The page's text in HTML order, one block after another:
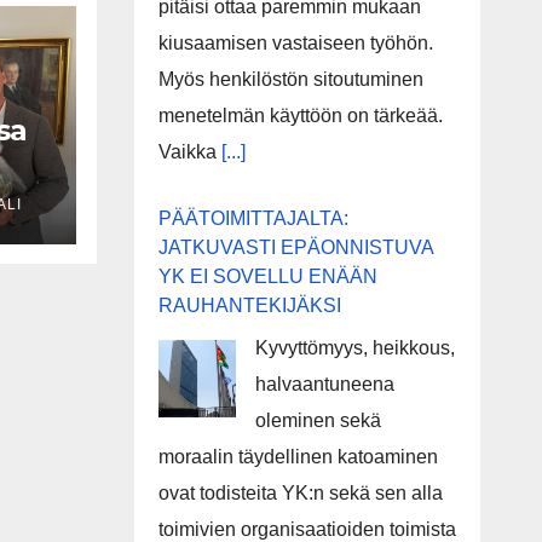
pitäisi ottaa paremmin mukaan
kiusaamisen vastaiseen työhön.
Myös henkilöstön sitoutuminen
menetelmän käyttöön on tärkeää.
Vaikka [...]
PÄÄTOIMITTAJALTA:
JATKUVASTI EPÄONNISTUVA
YK EI SOVELLU ENÄÄN
RAUHANTEKIJÄKSI
Kyvyttömyys, heikkous,
halvaantuneena
oleminen sekä
moraalin täydellinen katoaminen
ovat todisteita YK:n sekä sen alla
toimivien organisaatioiden toimista